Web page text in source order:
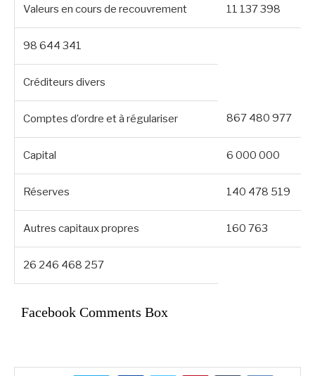
Valeurs en cours de recouvrement 11 137 398
98 644 341
Créditeurs divers
Comptes d’ordre et à régulariser 867 480 977
Capital 6 000 000
Réserves 140 478 519
Autres capitaux propres 160 763
26 246 468 257
Facebook Comments Box